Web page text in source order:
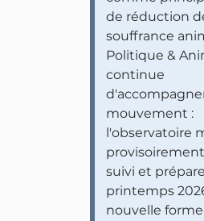
de réduction
souffrance
Politique &
continue
mouvement :
l'observatoire
suivi et
printemps
nouvelle